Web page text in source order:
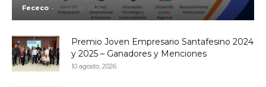
Fececo - 10 agosto, 2026
Premio Joven Empresario Santafesino 2024
y 2025 – Ganadores y Menciones
10 agosto, 2026